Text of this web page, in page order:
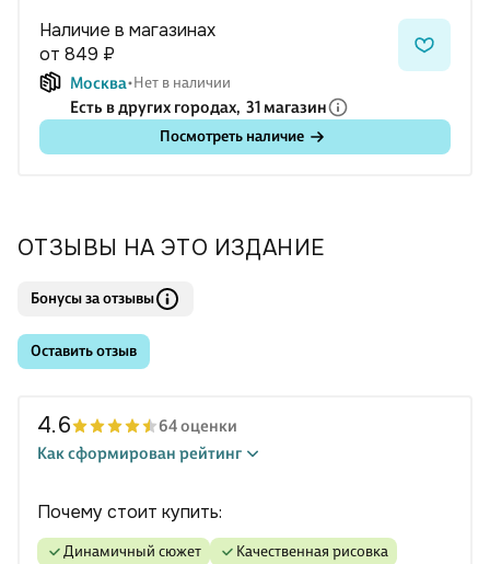
Наличие в магазинах
от 849 ₽
Москва Нет в наличии
Есть в других городах, 31 магазин
Посмотреть наличие
ОТЗЫВЫ НА ЭТО ИЗДАНИЕ
Бонусы за отзывы
Оставить отзыв
4.6
64 оценки
Как сформирован рейтинг
Почему стоит купить:
Динамичный сюжет
Качественная рисовка